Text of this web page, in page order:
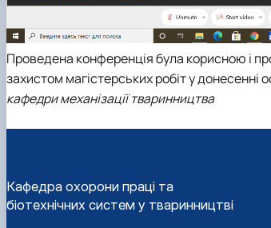
Проведена конференція була корисною і
захистом магістерських робіт у донесенні
кафедри механізації тваринництва
Кафедра охорони праці та
біотехнічних систем у тваринництві